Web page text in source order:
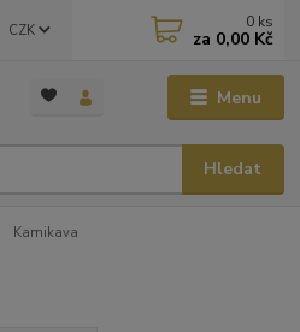
Menu
CZK
Hledat
0 ks
za 0,00 Kč
Kamikava